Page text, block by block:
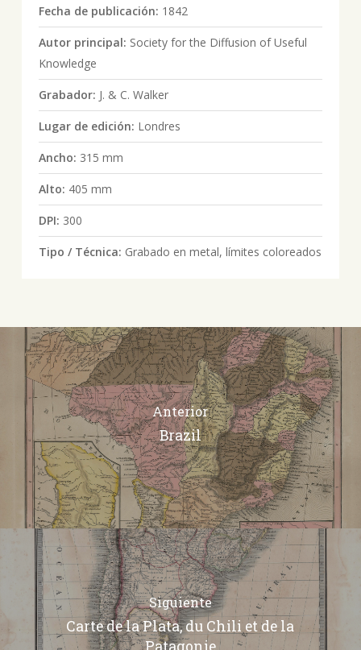
Fecha de publicación: 1842
Autor principal: Society for the Diffusion of Useful
Knowledge
Grabador: J. & C. Walker
Lugar de edición: Londres
Ancho: 315 mm
Alto: 405 mm
DPI: 300
Tipo / Técnica: Grabado en metal, límites coloreados
Anterior
Brazil
Siguiente
Carte de la Plata, du Chili et de la